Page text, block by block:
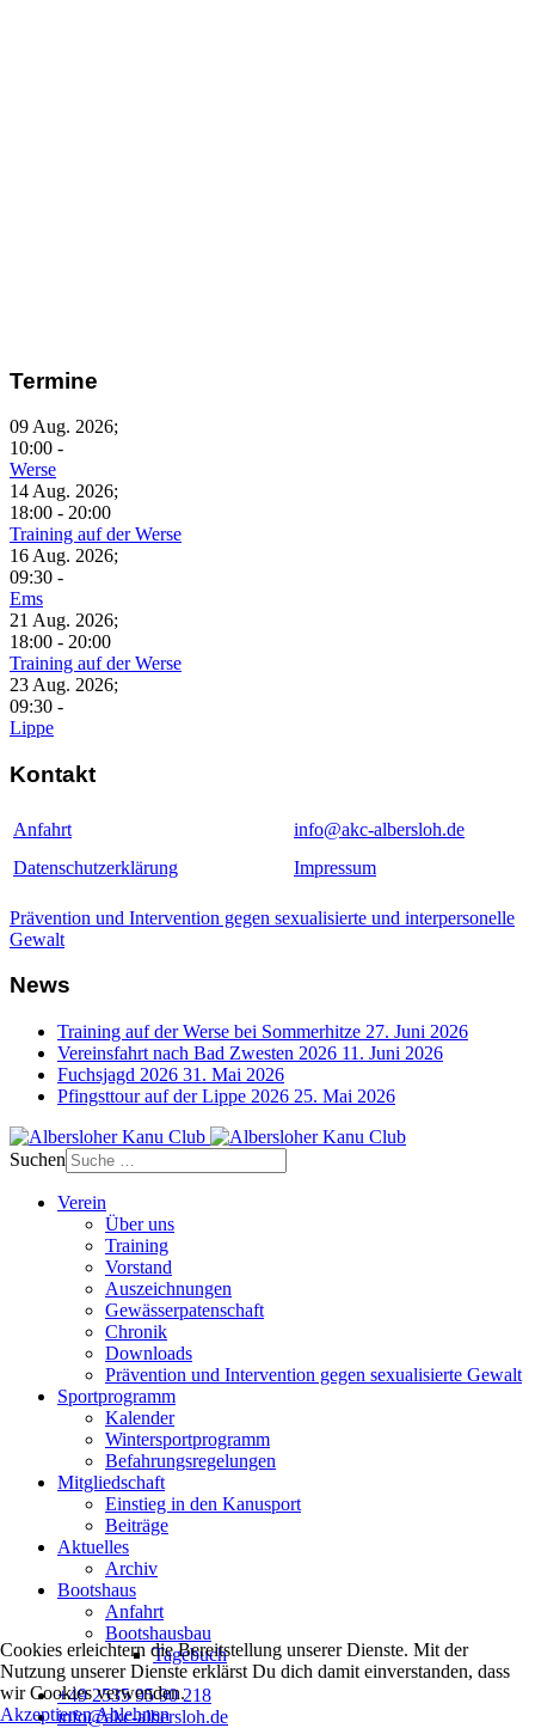
Termine
09 Aug. 2026;
10:00 -
Werse
14 Aug. 2026;
18:00 - 20:00
Training auf der Werse
16 Aug. 2026;
09:30 -
Ems
21 Aug. 2026;
18:00 - 20:00
Training auf der Werse
23 Aug. 2026;
09:30 -
Lippe
Kontakt
Anfahrt
info@akc-albersloh.de
Datenschutzerklärung
Impressum
Prävention und Intervention gegen sexualisierte und interpersonelle
Gewalt
News
Training auf der Werse bei Sommerhitze 27. Juni 2026
Vereinsfahrt nach Bad Zwesten 2026 11. Juni 2026
Fuchsjagd 2026 31. Mai 2026
Pfingsttour auf der Lippe 2026 25. Mai 2026
Suchen
Verein
Über uns
Training
Vorstand
Auszeichnungen
Gewässerpatenschaft
Chronik
Downloads
Prävention und Intervention gegen sexualisierte Gewalt
Sportprogramm
Kalender
Wintersportprogramm
Befahrungsregelungen
Mitgliedschaft
Einstieg in den Kanusport
Beiträge
Aktuelles
Archiv
Bootshaus
Anfahrt
Bootshausbau
Tagebuch
+49 2535 95 90 218
info@akc-albersloh.de
Cookies erleichtern die Bereitstellung unserer Dienste. Mit der
Nutzung unserer Dienste erklärst Du dich damit einverstanden, dass
wir Cookies verwenden.
AkzeptierenAblehnen